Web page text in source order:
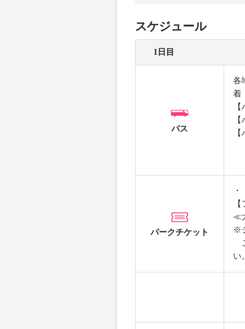
スケジュール
1日目
バス
各
着
パークチケット
≪
※
い。